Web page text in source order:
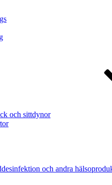
och sittdynor
och andra